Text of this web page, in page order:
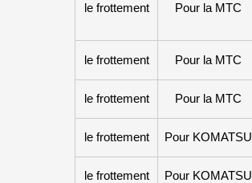
le frottement Pour la MTC
le frottement Pour la MTC
le frottement Pour la MTC
le frottement Pour KOMATSU
le frottement Pour KOMATSU